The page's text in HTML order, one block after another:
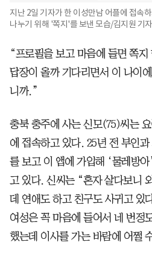
지난 2일 기자가 한 이성만남 어플에 접속
나누기 위해 '쪽지'를 보낸 모습/김지원 기자
“프로필을 보고 마음에 들면 쪽지
답장이 올까 기다리면서 이 나이
니까.”
충북 충주에 사는 신모(75)씨는
에 접속하고 있다. 25년 전 부인
를 보고 이 앱에 가입해 ‘물레방
고 있다. 신씨는 “혼자 살다보니
데 연애도 하고 친구도 사귀고 있
여성은 꼭 마음에 들어서 네 번정
했는데 이사를 가는 바람에 어쩔